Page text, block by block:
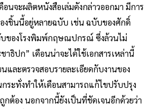
อนจะผลิตหนังสือเล่มดังกล่าวออกมา มีการ
งชิ้นนี้อยู่หลายฉบับ เช่น ฉบับของศักดิ์
ของโรงพิมพ์กฤษณปกรณ์ ซึ่งล้วนไม่
าธิปก” เดือนน่าจะได้ใช้เอกสารเหล่านี้
และตรวจสอบรายละเอียดกับงานของ
ระทั่งทำให้เดือนสามารถแก้ไขปรับปรุง
กต้อง นอกจากนี้ยังเป็นที่ชัดเจนอีกด้วยว่า